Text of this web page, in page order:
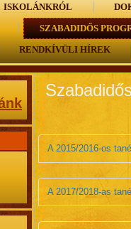
ISKOLÁNKRÓL
SZABADIDŐS
RENDKÍVÜLI HÍREK
A 2015/2016-os
A 2017/2018-as